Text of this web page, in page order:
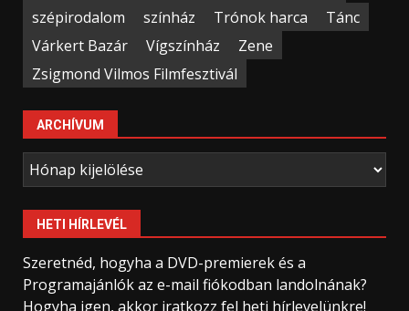
szépirodalom
színház Trónok harca
Tánc
Várkert Bazár
Vígszínház
Zene
Zsigmond Vilmos Filmfesztivál
ARCHÍVUM
Archívum
HETI HÍRLEVÉL
Szeretnéd, hogyha a DVD-premierek és a
Programajánlók az e-mail fiókodban landolnának?
Hogyha igen, akkor iratkozz fel heti hírlevelünkre!